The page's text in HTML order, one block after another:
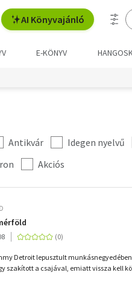
AI Könyvajánló
E-KÖNYV
Antikvár Idegen nyelvű
Akciós
Detroit lepusztult munkásnegyedében
szakított a csajával, emiatt vissza kell